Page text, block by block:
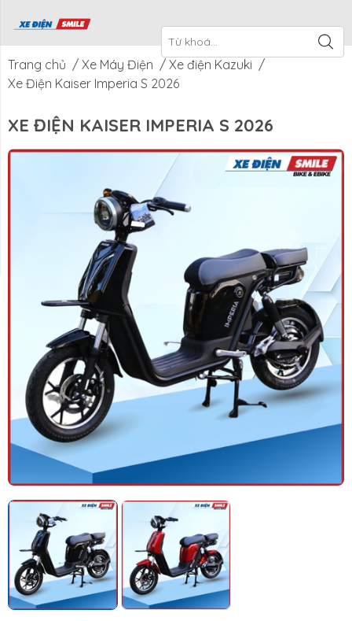
Xe Điện
Smile
CTKM Tháng
Trang chủ / Xe Máy Điện / Xe điện Kazuki /
Xe Điện Kaiser Imperia S 2026
XE ĐIỆN KAISER IMPERIA S 2026